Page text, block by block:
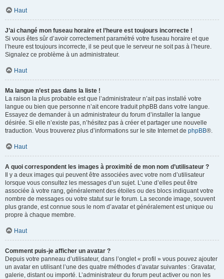
Haut
J’ai changé mon fuseau horaire et l’heure est toujours incorrecte !
Si vous êtes sûr d’avoir correctement paramétré votre fuseau horaire et que
l’heure est toujours incorrecte, il se peut que le serveur ne soit pas à l’heure.
Signalez ce problème à un administrateur.
Haut
Ma langue n’est pas dans la liste !
La raison la plus probable est que l’administrateur n’ait pas installé votre
langue ou bien que personne n’ait encore traduit phpBB dans votre langue.
Essayez de demander à un administrateur du forum d’installer la langue
désirée. Si elle n’existe pas, n’hésitez pas à créer et partager une nouvelle
traduction. Vous trouverez plus d’informations sur le site Internet de phpBB®.
Haut
A quoi correspondent les images à proximité de mon nom d’utilisateur ?
Il y a deux images qui peuvent être associées avec votre nom d’utilisateur
lorsque vous consultez les messages d’un sujet. L’une d’elles peut être
associée à votre rang, généralement des étoiles ou des blocs indiquant votre
nombre de messages ou votre statut sur le forum. La seconde image, souvent
plus grande, est connue sous le nom d’avatar et généralement est unique ou
propre à chaque membre.
Haut
Comment puis-je afficher un avatar ?
Depuis votre panneau d’utilisateur, dans l’onglet « profil » vous pouvez ajouter
un avatar en utilisant l’une des quatre méthodes d’avatar suivantes : Gravatar,
galerie, distant ou importé. L’administrateur du forum peut activer ou non les